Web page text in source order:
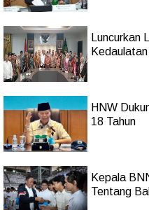
Luncurkan
HNW
18 Tahun
Kepala
Tentang